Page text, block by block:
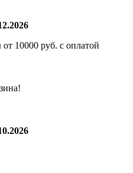
от 10000 руб. с оплатой